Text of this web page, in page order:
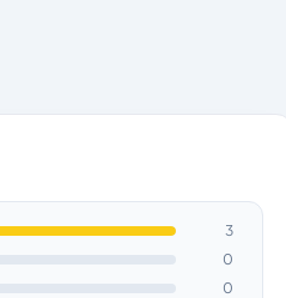
3
0
0